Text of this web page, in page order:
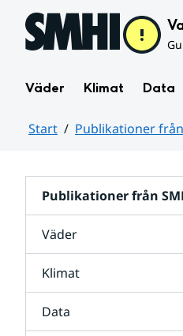
Hoppa till sidans innehåll
Väder Klimat Data
Start Publikationer
Publikationer från
Väder
Klimat
Data